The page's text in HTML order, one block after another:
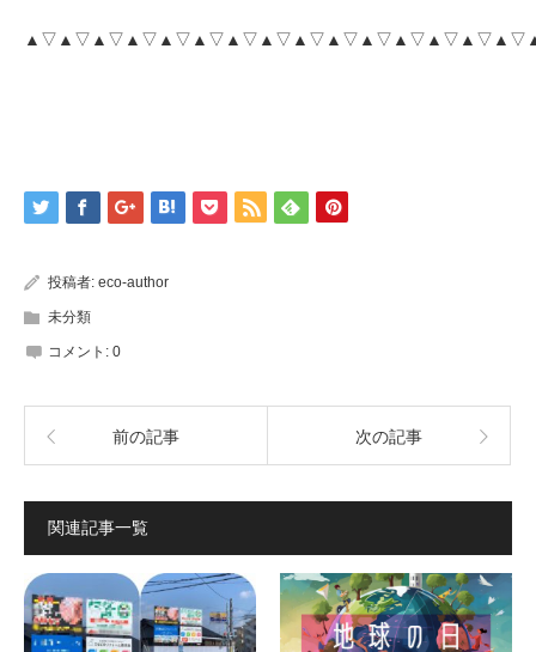
投稿者: eco-author
未分類
コメント: 0
前の記事 次の記事
関連記事一覧